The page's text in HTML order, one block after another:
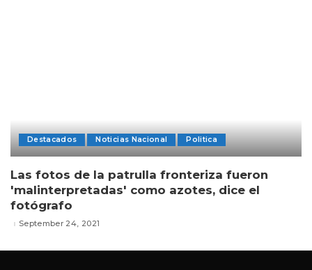
Destacados Noticias Nacional Politica
Las fotos de la patrulla fronteriza fueron
'malinterpretadas' como azotes, dice el
fotógrafo
September 24, 2021